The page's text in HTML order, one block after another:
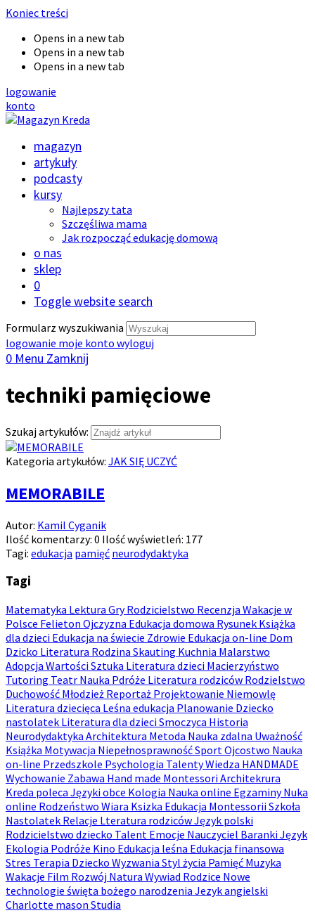
Koniec treści
Opens in a new tab
Opens in a new tab
Opens in a new tab
logowanie
konto
magazyn
artykuły
podcasty
kursy
Najlepszy tata
Szczęśliwa mama
Jak rozpocząć edukację domową
o nas
sklep
0
Toggle website search
Formularz wyszukiwania
logowanie moje konto wyloguj
0 Menu Zamknij
techniki pamięciowe
Szukaj artykułów:
Kategoria artykułów: JAK SIĘ UCZYĆ
MEMORABILE
Autor: Kamil Cyganik
Ilość komentarzy: 0 Ilość wyświetleń: 177
Tagi: edukacja pamięć neurodydaktyka
Tagi
Matematyka Lektura GryRodzicielstwo Recenzja Wakacje w
Polsce Felieton Ojczyzna Edukacja domowa Rysunek Książka
dla dzieci Edukacja na świecie Zdrowie Edukacja on-line Dom
Dzicko Literatura Rodzina Skauting Kuchnia Malarstwo
Adopcja WartościSztuka Literatura dzieci Macierzyństwo
Tutoring Teatr Nauka Pdróże Literatura rodziców Rodzielstwo
Duchowość Młodzież Reportaż Projektowanie Niemowlę
Literatura dziecięca Leśna edukacja Planowanie Dziecko
nastolatek Literatura dla dzieciSmoczyca Historia
Neurodydaktyka Architektura Metoda Nauka zdalna Uważność
Książka Motywacja NiepełnosprawnośćSportOjcostwo Nauka
on-line Przedszkole Psychologia TalentyWiedza HANDMADE
Wychowanie Zabawa Hand made MontessoriArchitekrura
Kreda poleca Języki obce Kologia Nauka online EgzaminyNuka
online Rodzeństwo Wiara Ksizka Edukacja MontessoriiSzkoła
Nastolatek Relacje Lteratura rodzicówJęzyk polski
Rodzicielstwo dziecko Talent Emocje Nauczyciel BarankiJęzyk
Ekologia Podróże Kino Edukacja leśna Edukacja finansowa
Stres Terapia Dziecko Wyzwania Styl życia Pamięć Muzyka
Wakacje Film Rozwój Natura Wywiad Rodzice Nowe
technologie święta bożego narodzenia Jezyk angielski
Charlotte mason Studia